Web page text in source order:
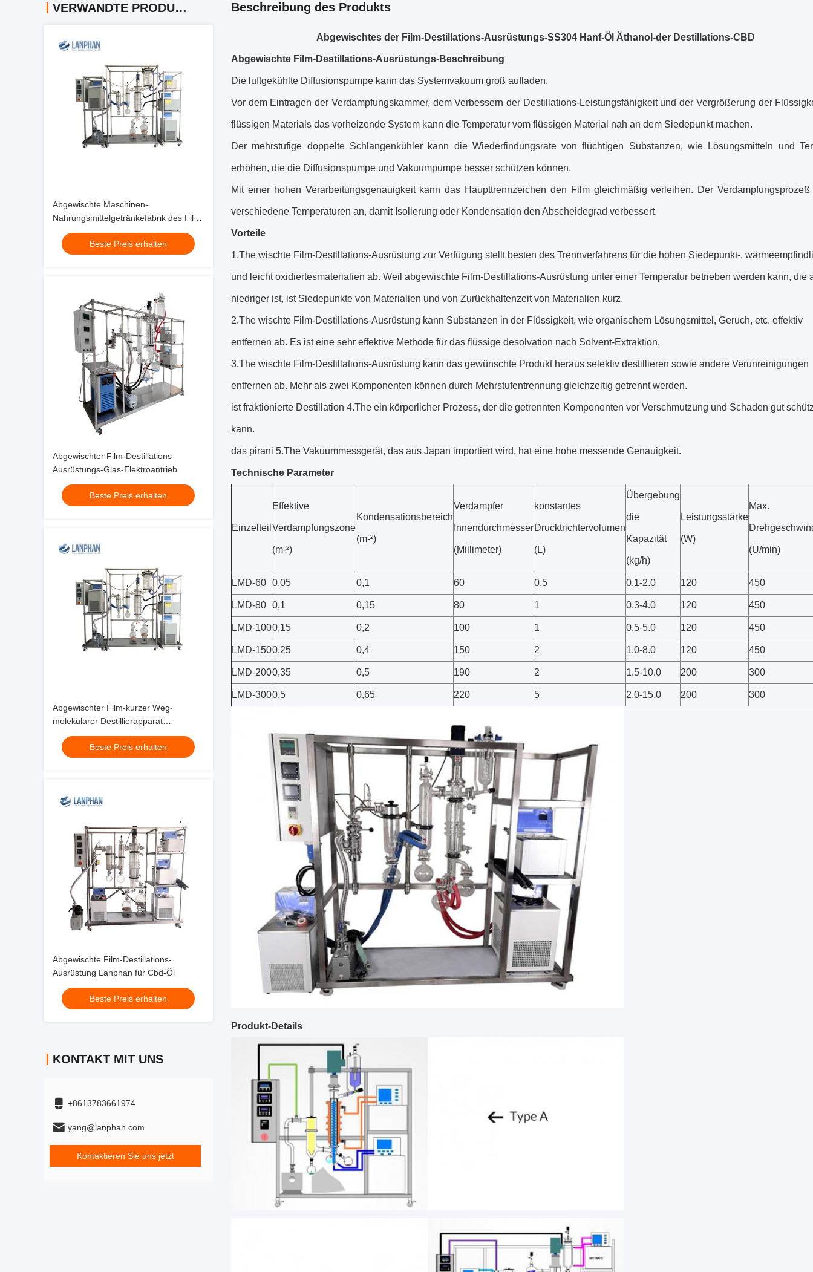
VERWANDTE PRODUKTE
Abgewischte Maschinen-
Nahrungsmittelgetränkefabrik des Film-
Destillations-Ausrüstungs-ätherischen
Öls
Beste Preis erhalten
Abgewischter Film-Destillations-
Ausrüstungs-Glas-Elektroantrieb
Beste Preis erhalten
Abgewischter Film-kurzer Weg-
molekularer Destillierapparat
Equipment Lab New 1L
Beste Preis erhalten
Abgewischte Film-Destillations-
Ausrüstung Lanphan für Cbd-Öl
Beste Preis erhalten
KONTAKT MIT UNS
+8613783661974
yang@lanphan.com
Kontaktieren Sie uns jetzt
Beschreibung des Produkts
Abgewischtes der Film-Destillations-Ausrüstungs-SS304 Hanf-Öl Äthanol-der Destillations-CBD
Abgewischte Film-Destillations-Ausrüstungs-Beschreibung
Die luftgekühlte Diffusionspumpe kann das Systemvakuum groß aufladen.
Vor dem Eintragen der Verdampfungskammer, dem Verbessern der Destillations-Leistungsfähigkeit und der Vergrößerung der
flüssigen Materials das vorheizende System kann die Temperatur vom flüssigen Material nah an dem Siedepunkt machen.
Der mehrstufige doppelte Schlangenkühler kann die Wiederfindungsrate von flüchtigen Substanzen, wie Lösungsmitteln und
erhöhen, die die Diffusionspumpe und Vakuumpumpe besser schützen können.
Mit einer hohen Verarbeitungsgenauigkeit kann das Haupttrennzeichen den Film gleichmäßig verleihen. Der Verdampfungsprozeß
verschiedene Temperaturen an, damit Isolierung oder Kondensation den Abscheidegrad verbessert.
Vorteile
1.The wischte Film-Destillations-Ausrüstung zur Verfügung stellt besten des Trennverfahrens für die hohen Siedepunkt-,
und leicht oxidiertesmaterialien ab. Weil abgewischte Film-Destillations-Ausrüstung unter einer Temperatur betrieben werden kann, die
niedriger ist, ist Siedepunkte von Materialien und von Zurückhaltenzeit von Materialien kurz.
2.The wischte Film-Destillations-Ausrüstung kann Substanzen in der Flüssigkeit, wie organischem Lösungsmittel, Geruch, etc. effektiv
entfernen ab. Es ist eine sehr effektive Methode für das flüssige desolvation nach Solvent-Extraktion.
3.The wischte Film-Destillations-Ausrüstung kann das gewünschte Produkt heraus selektiv destillieren sowie andere Verunreinigungen
entfernen ab. Mehr als zwei Komponenten können durch Mehrstufentrennung gleichzeitig getrennt werden.
ist fraktionierte Destillation 4.The ein körperlicher Prozess, der die getrennten Komponenten vor Verschmutzung und Schaden gut
kann.
das pirani 5.The Vakuummessgerät, das aus Japan importiert wird, hat eine hohe messende Genauigkeit.
Technische Parameter
Einzelteil
Effektive
Verdampfungszone
(m-²)
Kondensationsbereich
(m-²)
Verdampfer
Innendurchmesser
(Millimeter)
konstantes
Drucktrichtervolumen
(L)
Übergebung
die
Kapazität
(kg/h)
Leistungsstärke
(W)
Max.
(U/min)
LMD-60 0,05 0,1 60 0,5 0.1-2.0 120 450
LMD-80 0,1 0,15 80 1 0.3-4.0 120 450
LMD-1000,15 0,2 100 1 0.5-5.0 120 450
LMD-1500,25 0,4 150 2 1.0-8.0 120 450
LMD-2000,35 0,5 190 2 1.5-10.0 200 300
LMD-3000,5 0,65 220 5 2.0-15.0 200 300
Produkt-Details